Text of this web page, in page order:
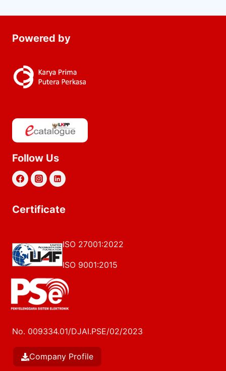
Powered by
Follow Us
Certificate
ISO 27001:2022
ISO 9001:2015
No. 009334.01/DJAI.PSE/02/2023
Company Profile